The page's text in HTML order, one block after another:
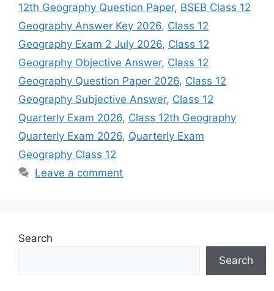
12th Geography Question Paper, BSEB Class 12
Geography Answer Key 2026, Class 12
Geography Exam 2 July 2026, Class 12
Geography Objective Answer, Class 12
Geography Question Paper 2026, Class 12
Geography Subjective Answer, Class 12
Quarterly Exam 2026, Class 12th Geography
Quarterly Exam 2026, Quarterly Exam
Geography Class 12
Leave a comment
Search
Search